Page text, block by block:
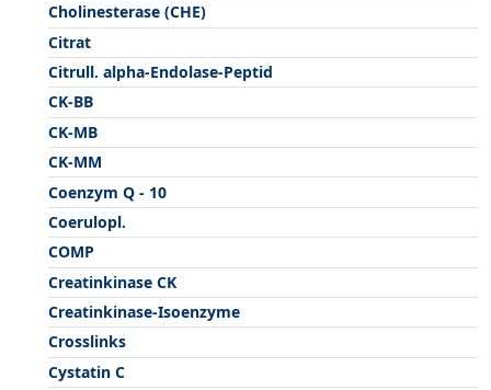
Cholinesterase (CHE)
Citrat
Citrull. alpha-Endolase-Peptid
CK-BB
CK-MB
CK-MM
Coenzym Q - 10
Coerulopl.
COMP
Creatinkinase CK
Creatinkinase-Isoenzyme
Crosslinks
Cystatin C